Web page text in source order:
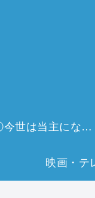
①今世は当主になります